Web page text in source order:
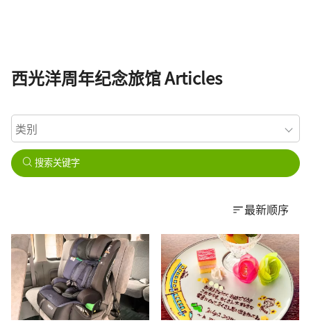
西光洋周年纪念旅馆 Articles
搜索关键字
最新顺序